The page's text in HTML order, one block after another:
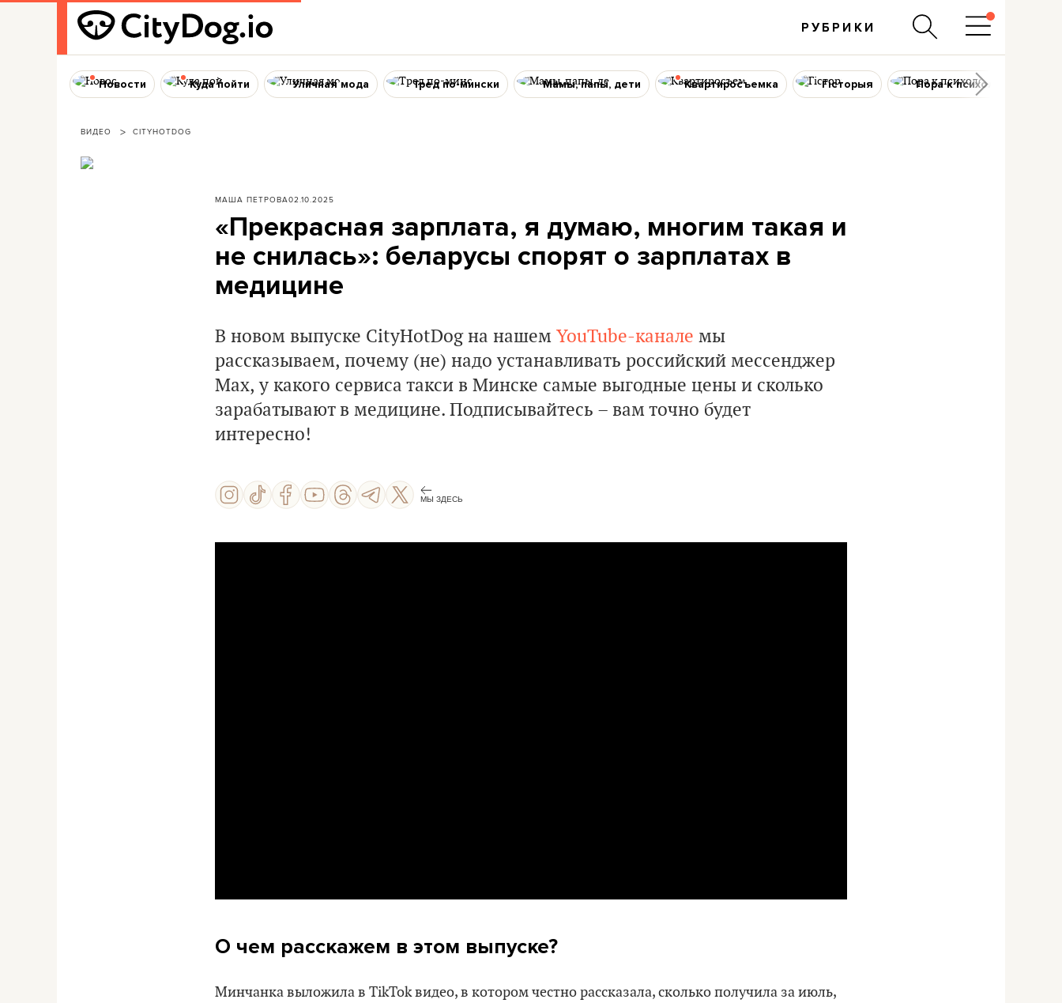
РУБРИКИ
Новости Куда пойти Уличная мода Тред по-мински Мамы, папы, дети Квартиросъемка Гісторыя Пора к психологу
ВИДЕО CITYHOTDOG
МАША ПЕТРОВА02.10.2025
«Прекрасная зарплата, я думаю, многим такая и
не снилась»: беларусы спорят о зарплатах в
медицине
В новом выпуске CityHotDog на нашем YouTube-канале мы
рассказываем, почему (не) надо устанавливать российский мессенджер
Max, у какого сервиса такси в Минске самые выгодные цены и сколько
зарабатывают в медицине. Подписывайтесь – вам точно будет
интересно!
МЫ ЗДЕСЬ
О чем расскажем в этом выпуске?
Минчанка выложила в TikTok видео, в котором честно рассказала, сколько получила за июль,